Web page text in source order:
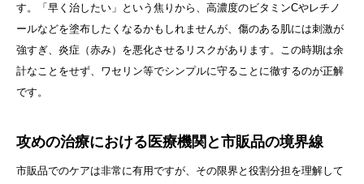
す。「早く治したい」という焦りから、高濃度のビタミンCやレチノ
ールなどを塗布したくなるかもしれませんが、傷のある肌には刺激が
強すぎ、炎症（赤み）を悪化させるリスクがあります。この時期は余
計なことをせず、ワセリン等でシンプルに守ることに徹するのが正解
です。
攻めの治療における医療機関と市販品の境界線
市販品でのケアは非常に有用ですが、その限界と役割分担を理解して